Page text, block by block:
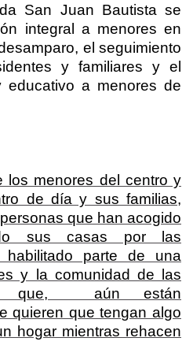
San Juan Bautista se
integral a menores en
el seguimiento
y familiares y el
educativo a menores de
los menores del centro y
de día y sus familias,
que han acogido
sus casas por las
parte de una
y la comunidad de las
que, aún están
quieren que tengan algo
hogar mientras rehacen